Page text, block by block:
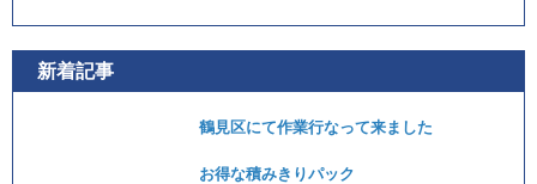
新着記事
鶴見区にて作業行なって来ました
お得な積みきりパック